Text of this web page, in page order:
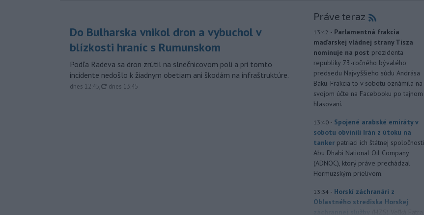
Do Bulharska vnikol dron a vybuchol v
blízkosti hraníc s Rumunskom
Podľa Radeva sa dron zrútil na slnečnicovom poli a pri tomto
incidente nedošlo k žiadnym obetiam ani škodám na infraštruktúre.
dnes 12:45, aktualizované
dnes 13:45
Práve teraz
13:42 - Parlamentná frakcia
maďarskej vládnej strany Tisza
nominuje na post prezidenta
republiky 73-ročného bývalého
predsedu Najvyššieho súdu Andrása
Baku. Frakcia to v sobotu oznámila na
svojom účte na Facebooku po tajnom
hlasovaní.
13:40 - Spojené arabské emiráty v
sobotu obvinili Irán z útoku na
tanker patriaci ich štátnej spoločnosti
Abu Dhabi National Oil Company
(ADNOC), ktorý práve prechádzal
Hormuzským prielivom.
13:34 - Horskí záchranári z
Oblastného strediska Horskej